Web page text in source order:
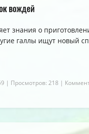
5.0
вождей
знания о
галлы ищут новый
| Просмотров: 218 |